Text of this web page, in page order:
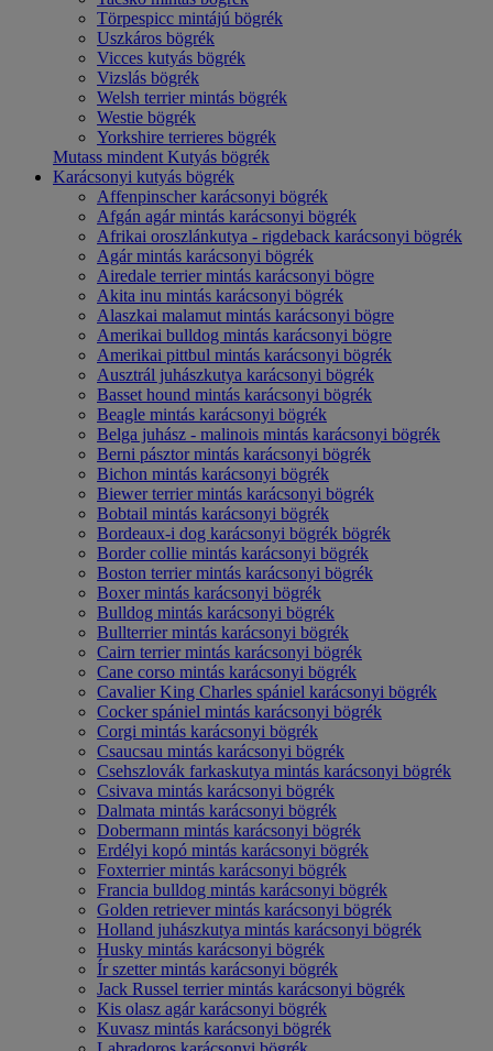
Törpespicc mintájú bögrék
Uszkáros bögrék
Vicces kutyás bögrék
Vizslás bögrék
Welsh terrier mintás bögrék
Westie bögrék
Yorkshire terrieres bögrék
Mutass mindent Kutyás bögrék
Karácsonyi kutyás bögrék
Affenpinscher karácsonyi bögrék
Afgán agár mintás karácsonyi bögrék
Afrikai oroszlánkutya - rigdeback karácsonyi bögrék
Agár mintás karácsonyi bögrék
Airedale terrier mintás karácsonyi bögre
Akita inu mintás karácsonyi bögrék
Alaszkai malamut mintás karácsonyi bögre
Amerikai bulldog mintás karácsonyi bögre
Amerikai pittbul mintás karácsonyi bögrék
Ausztrál juhászkutya karácsonyi bögrék
Basset hound mintás karácsonyi bögrék
Beagle mintás karácsonyi bögrék
Belga juhász - malinois mintás karácsonyi bögrék
Berni pásztor mintás karácsonyi bögrék
Bichon mintás karácsonyi bögrék
Biewer terrier mintás karácsonyi bögrék
Bobtail mintás karácsonyi bögrék
Bordeaux-i dog karácsonyi bögrék bögrék
Border collie mintás karácsonyi bögrék
Boston terrier mintás karácsonyi bögrék
Boxer mintás karácsonyi bögrék
Bulldog mintás karácsonyi bögrék
Bullterrier mintás karácsonyi bögrék
Cairn terrier mintás karácsonyi bögrék
Cane corso mintás karácsonyi bögrék
Cavalier King Charles spániel karácsonyi bögrék
Cocker spániel mintás karácsonyi bögrék
Corgi mintás karácsonyi bögrék
Csaucsau mintás karácsonyi bögrék
Csehszlovák farkaskutya mintás karácsonyi bögrék
Csivava mintás karácsonyi bögrék
Dalmata mintás karácsonyi bögrék
Dobermann mintás karácsonyi bögrék
Erdélyi kopó mintás karácsonyi bögrék
Foxterrier mintás karácsonyi bögrék
Francia bulldog mintás karácsonyi bögrék
Golden retriever mintás karácsonyi bögrék
Holland juhászkutya mintás karácsonyi bögrék
Husky mintás karácsonyi bögrék
Ír szetter mintás karácsonyi bögrék
Jack Russel terrier mintás karácsonyi bögrék
Kis olasz agár karácsonyi bögrék
Kuvasz mintás karácsonyi bögrék